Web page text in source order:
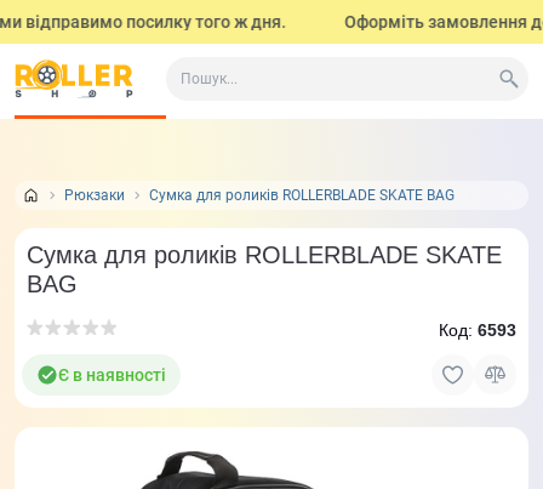
відправимо посилку того ж дня. Оформіть замовлення
Рюкзаки Сумка для роликів ROLLERBLADE SKATE BAG
Все про товар Відгуки
Сумка для роликів ROLLERBLADE SKATE
BAG
Є в наявності
Код: 6593